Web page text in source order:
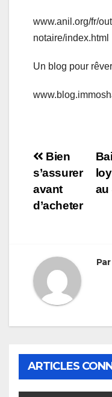
www.anil.org/fr/
notaire/index.html
Un blog pour
de
l’article
au
Bien
s’assurer
avant
d’acheter
Par
ARTICLES